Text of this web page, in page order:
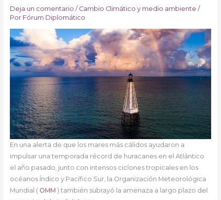
Deja un comentario / Cambio Climático y medio ambiente /
Por Fórum Diplomático
En una alerta de que los mares más cálidos ayudaron a
impulsar una temporada récord de huracanes en el Atlántico
el año pasado, junto con intensos ciclones tropicales en los
océanos Índico y Pacífico Sur, la Organización Meteorológica
Mundial ( OMM ) también subrayó la amenaza a largo plazo del